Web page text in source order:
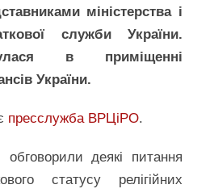
міністерства і
служби України.
в приміщенні
України.
пресслужба ВРЦіРО.
обговорили деякі питання
статусу релігійних